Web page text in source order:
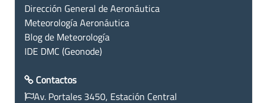
Dirección General de Aeronáutica
Meteorología Aeronáutica
Blog de Meteorología
IDE DMC (Geonode)
Contactos
Av. Portales 3450, Estación Central